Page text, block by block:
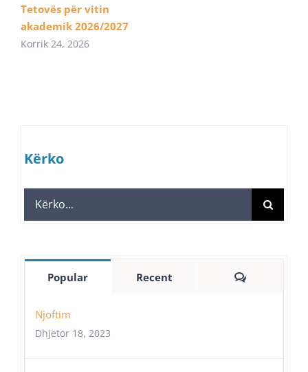
Tetovës për vitin
akademik 2026/2027
Korrik 24, 2026
Kërko
Search
for:
Popular Recent Comments
Njoftim
Dhjetor 18, 2023